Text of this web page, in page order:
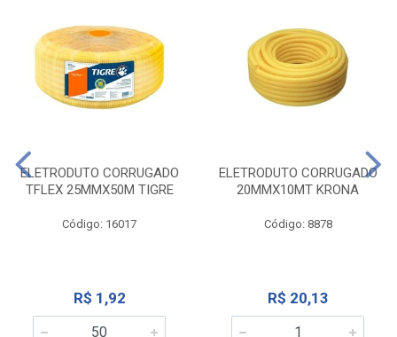
ELETRODUTO CORRUGADO
TFLEX 25MMX50M TIGRE
Código: 16017
R$ 1,92
ELETRODUTO CORRUGADO
20MMX10MT KRONA
Código: 8878
R$ 20,13